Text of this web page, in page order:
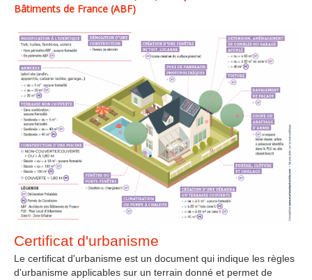
Bâtiments de France (ABF)
Certificat d'urbanisme
Le certificat d'urbanisme est un document qui indique les règles
d'urbanisme applicables sur un terrain donné et permet de